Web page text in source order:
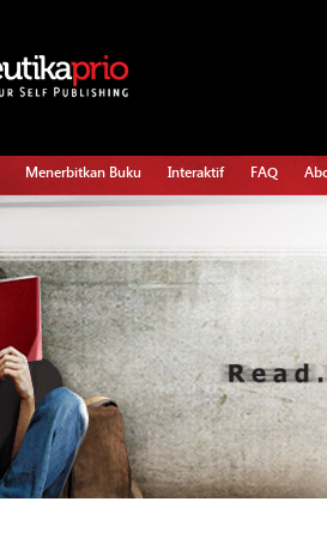
Menerbitkan Buku Interaktif FAQ